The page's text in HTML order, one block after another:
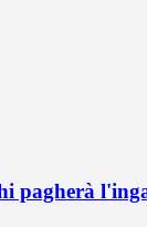
pagherà